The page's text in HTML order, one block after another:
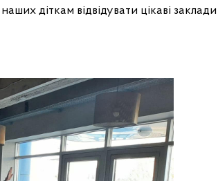
діткам відвідувати цікаві заклади